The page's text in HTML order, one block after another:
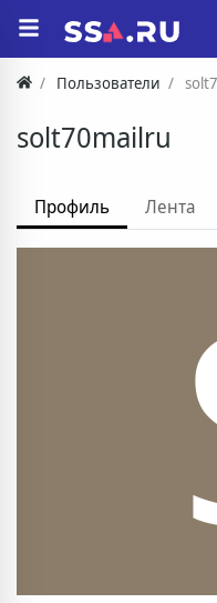
Пользователи
solt70mailru
Профиль Лента